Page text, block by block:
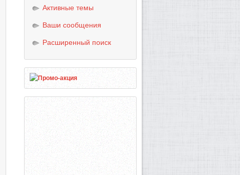
Активные темы
Ваши сообщения
Расширенный поиск